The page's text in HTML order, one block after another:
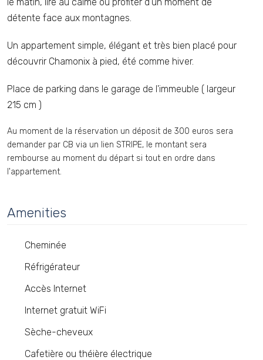
détente face aux montagnes.
Un appartement simple, élégant et très bien placé pour
découvrir Chamonix à pied, été comme hiver.
Place de parking dans le garage de l'immeuble ( largeur
215 cm )
Au moment de la réservation un déposit de 300 euros sera
demander par CB via un lien STRIPE, le montant sera
rembourse au moment du départ si tout en ordre dans
l'appartement.
Amenities
Cheminée
Réfrigérateur
Accès Internet
Internet gratuit WiFi
Sèche-cheveux
Cafetière ou théière électrique